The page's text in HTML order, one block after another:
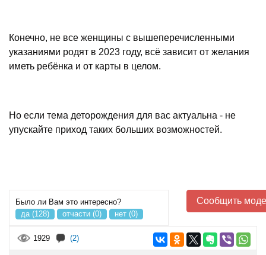
Конечно, не все женщины с вышеперечисленными
указаниями родят в 2023 году, всё зависит от желания
иметь ребёнка и от карты в целом.
Но если тема деторождения для вас актуальна - не
упускайте приход таких больших возможностей.
Было ли Вам это интересно?
да (128)
отчасти (0) нет (0)
Сообщить
1929 (2)